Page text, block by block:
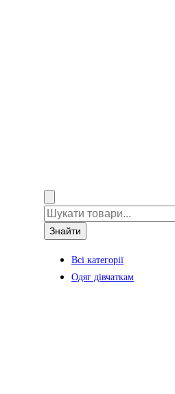
Знайти
Всі категорії
Одяг дівчаткам